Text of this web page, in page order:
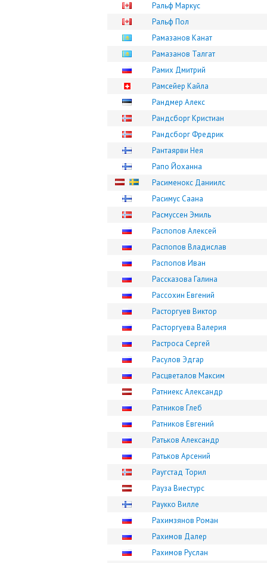
Ральф Маркус
Ральф Пол
Рамазанов Канат
Рамазанов Талгат
Рамих Дмитрий
Рамсейер Кайла
Рандмер Алекс
Рандсборг Кристиан
Рандсборг Фредрик
Рантаярви Нея
Рапо Йоханна
Расименокс Даниилс
Расимус Саана
Расмуссен Эмиль
Распопов Алексей
Распопов Владислав
Распопов Иван
Рассказова Галина
Рассохин Евгений
Расторгуев Виктор
Расторгуева Валерия
Растроса Сергей
Расулов Эдгар
Расцветалов Максим
Ратниекс Александр
Ратников Глеб
Ратников Евгений
Ратьков Александр
Ратьков Арсений
Раугстад Торил
Рауза Виестурс
Раукко Вилле
Рахимзянов Роман
Рахимов Далер
Рахимов Руслан